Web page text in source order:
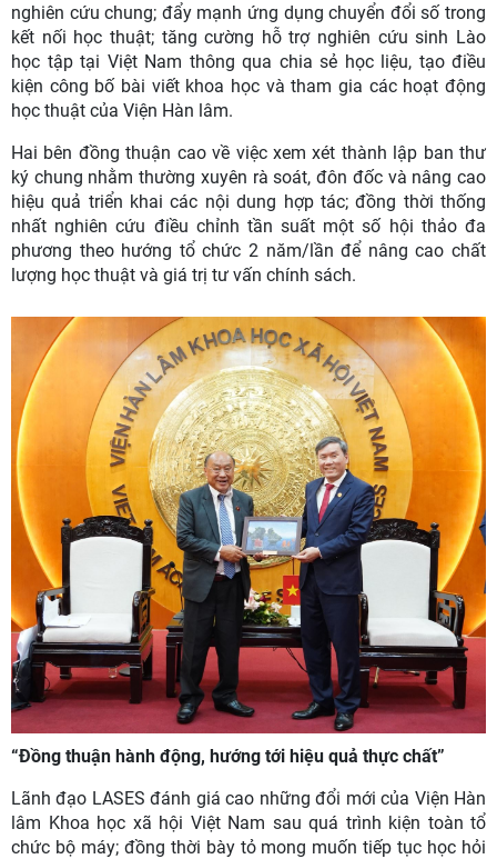
nghiên cứu chung; đẩy mạnh ứng dụng chuyển đổi số trong
kết nối học thuật; tăng cường hỗ trợ nghiên cứu sinh Lào
học tập tại Việt Nam thông qua chia sẻ học liệu, tạo điều
kiện công bố bài viết khoa học và tham gia các hoạt động
học thuật của Viện Hàn lâm.
Hai bên đồng thuận cao về việc xem xét thành lập ban thư
ký chung nhằm thường xuyên rà soát, đôn đốc và nâng cao
hiệu quả triển khai các nội dung hợp tác; đồng thời thống
nhất nghiên cứu điều chỉnh tần suất một số hội thảo đa
phương theo hướng tổ chức 2 năm/lần để nâng cao chất
lượng học thuật và giá trị tư vấn chính sách.
“Đồng thuận hành động, hướng tới hiệu quả thực chất”
Lãnh đạo LASES đánh giá cao những đổi mới của Viện Hàn
lâm Khoa học xã hội Việt Nam sau quá trình kiện toàn tổ
chức bộ máy; đồng thời bày tỏ mong muốn tiếp tục học hỏi